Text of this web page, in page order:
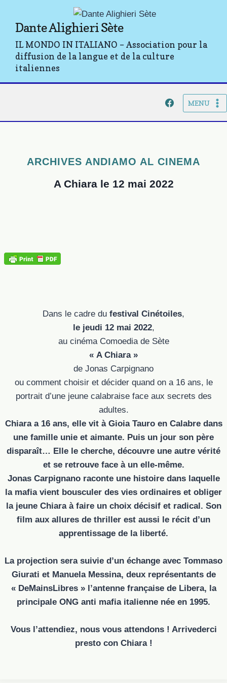
contenuDante Alighieri Sète
IL MONDO IN ITALIANO – Association pour la
diffusion de la langue et de la culture
italiennes
MENU
ARCHIVES ANDIAMO AL CINEMA
A Chiara le 12 mai 2022
Dans le cadre du festival Cinétoiles,
le jeudi 12 mai 2022,
au cinéma Comoedia de Sète
« A Chiara »
de Jonas Carpignano
ou comment choisir et décider quand on a 16 ans, le
portrait d’une jeune calabraise face aux secrets des
adultes.
Chiara a 16 ans, elle vit à Gioia Tauro en Calabre dans
une famille unie et aimante. Puis un jour son père
disparaît… Elle le cherche, découvre une autre vérité
et se retrouve face à un elle-même.
Jonas Carpignano raconte une histoire dans laquelle
la mafia vient bousculer des vies ordinaires et obliger
la jeune Chiara à faire un choix décisif et radical. Son
film aux allures de thriller est aussi le récit d’un
apprentissage de la liberté.
La projection sera suivie d’un échange avec Tommaso
Giurati et Manuela Messina, deux représentants de
« DeMainsLibres » l’antenne française de Libera, la
principale ONG anti mafia italienne née en 1995.
Vous l’attendiez, nous vous attendons ! Arrivederci
presto con Chiara !